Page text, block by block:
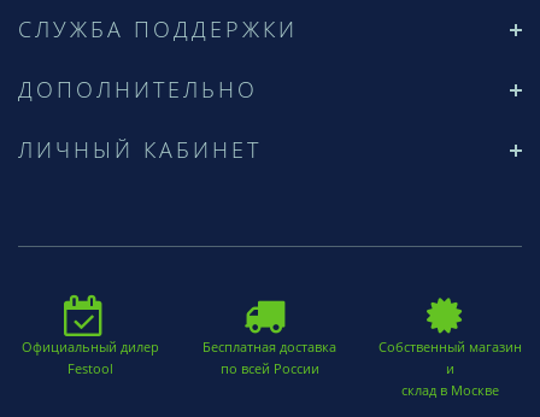
СЛУЖБА ПОДДЕРЖКИ
ДОПОЛНИТЕЛЬНО
ЛИЧНЫЙ КАБИНЕТ
Официальный дилер
Festool
Бесплатная доставка
по всей России
Собственный магазин
и
склад в Москве